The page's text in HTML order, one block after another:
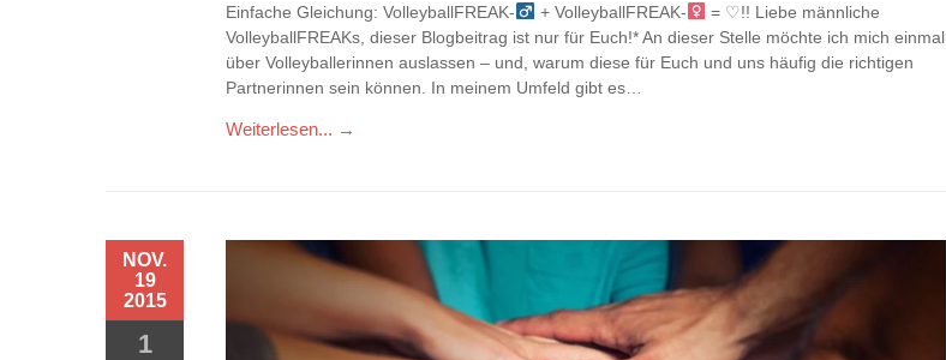
Einfache Gleichung: VolleyballFREAK- + VolleyballFREAK-
= ♡!! Liebe männliche
VolleyballFREAKs, dieser Blogbeitrag ist nur für Euch!* An dieser Stelle möchte ich mich einmal
über Volleyballerinnen auslassen – und, warum diese für Euch und uns häufig die richtigen
Partnerinnen sein können. In meinem Umfeld gibt es…
Weiterlesen... →
NOV.
19
2015
1